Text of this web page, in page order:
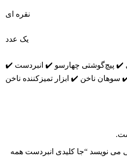
نقره ای
یک عدد
✔️ پیچ‌گوشتی چهارسو ✔️ انبردست ✔️
ناخن ✔️ ابزار تمیزکننده ناخن
می نویسد “جا کلیدی انبردست همه